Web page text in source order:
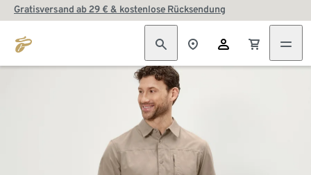
Gratisversand ab 29 € & kostenlose Rücksendung